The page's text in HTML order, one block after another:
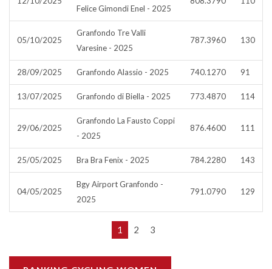
Felice Gimondi Enel - 2025
05/10/2025
Granfondo Tre Valli
Varesine - 2025
787.3960 130
28/09/2025 Granfondo Alassio - 2025 740.1270 91
13/07/2025 Granfondo di Biella - 2025 773.4870 114
29/06/2025
Granfondo La Fausto Coppi
- 2025
876.4600 111
25/05/2025 Bra Bra Fenix - 2025 784.2280 143
04/05/2025
Bgy Airport Granfondo -
2025
791.0790 129
1 2 3